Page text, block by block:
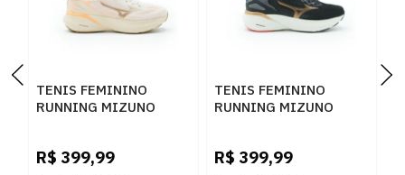
TENIS FEMININO
RUNNING MIZUNO
R$ 399,99
TENIS FEMININO
RUNNING MIZUNO
R$ 399,99